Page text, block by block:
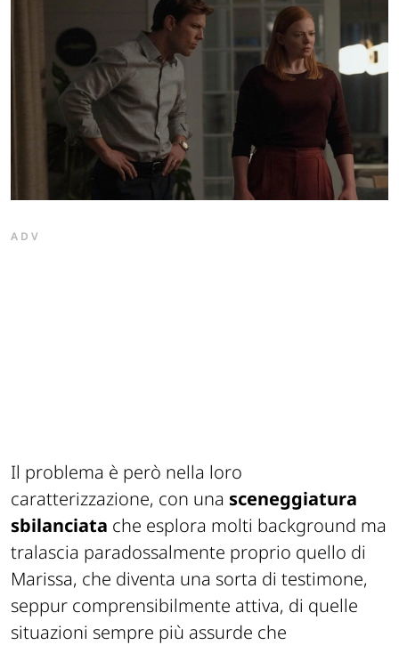
ADV
Il problema è però nella loro
caratterizzazione, con una sceneggiatura
sbilanciata che esplora molti background ma
tralascia paradossalmente proprio quello di
Marissa, che diventa una sorta di testimone,
seppur comprensibilmente attiva, di quelle
situazioni sempre più assurde che